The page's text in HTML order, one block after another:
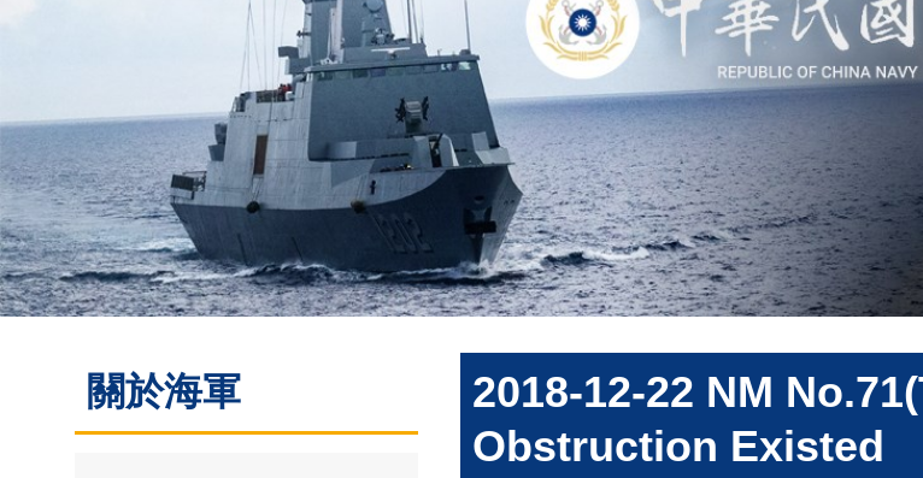
關於海軍
2018-12-22 NM
Obstruction Existed